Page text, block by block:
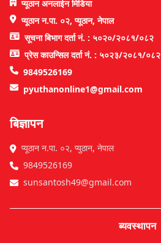
प्यूठान अनलाईन मिडिया
प्यूठान न.पा. ०२, प्यूठान, नेपाल
सूचना बिभाग दर्ता नं. : ५०२०/२०८१/०८२
प्रेस काउन्सिल दर्ता नं. : ५०२३/२०८१/०८२
9849526169
pyuthanonline1@gmail.com
बिज्ञापन
प्यूठान न.पा. ०२, प्युठान, नेपाल
9849526169
sunsantosh49@gmail.com
ब्यवस्थापन